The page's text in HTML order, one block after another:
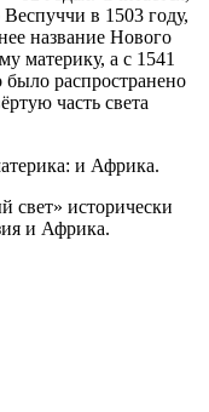
в 1503 году,
название Нового
материку, а с 1541
распространено
часть света
и Африка.
свет» исторически
и Африка.